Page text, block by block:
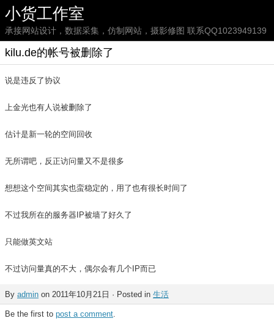
小货工作室
承接网站设计，数据采集，仿制网站，摄影修图 联系QQ1023949139
kilu.de的帐号被删除了
说是违反了协议
上金光也有人说被删除了
估计是新一轮的空间回收
无所谓吧，反正访问量又不是很多
想想这个空间其实也蛮稳定的，用了也有很长时间了
不过我所在的服务器IP被墙了好久了
只能做英文站
不过访问量真的不大，偶尔会有几个IP而已
By admin on 2011年10月21日 · Posted in 生活
Be the first to post a comment.